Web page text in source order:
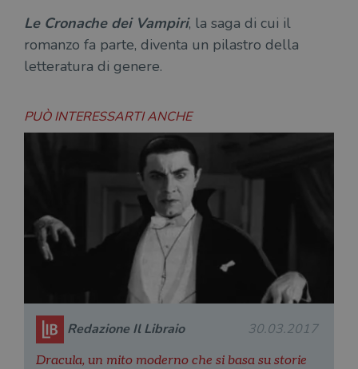
Le Cronache dei Vampiri, la saga di cui il
romanzo fa parte, diventa un pilastro della
letteratura di genere.
PUÒ INTERESSARTI ANCHE
Redazione Il Libraio 30.03.2017
Dracula, un mito moderno che si basa su storie